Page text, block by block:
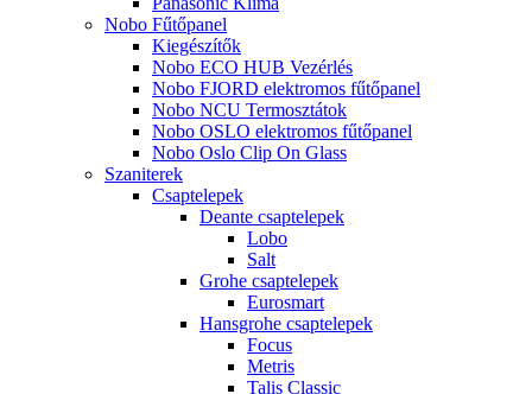
Nobo Fűtőpanel
Kiegészítők
Nobo ECO HUB Vezérlés
Nobo FJORD elektromos fűtőpanel
Nobo NCU Termosztátok
Nobo OSLO elektromos fűtőpanel
Nobo Oslo Clip On Glass
Szaniterek
Csaptelepek
Deante csaptelepek
Lobo
Salt
Grohe csaptelepek
Eurosmart
Hansgrohe csaptelepek
Focus
Metris
Talis Classic